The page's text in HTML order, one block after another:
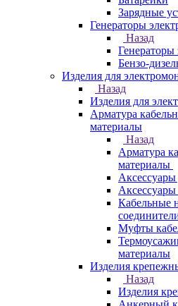
Зарядные
Генераторы
Назад
Генераторы
Бензо-
Изделия для
Назад
Изделия для
Арматура
материалы
Назад
Арматура
материалы
Аксессуары
Кабельные
Муфты
материалы
Изделия
Назад
Изделия